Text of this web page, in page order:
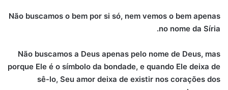
Não buscamos o bem por si só, nem vemos o bem apenas
no nome da Síria.
Não buscamos a Deus apenas pelo nome de Deus, mas
porque Ele é o símbolo da bondade, e quando Ele deixa de
sê-lo, Seu amor deixa de existir nos corações dos